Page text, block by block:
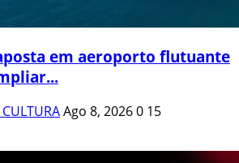
em aeroporto flutuante
Ago 8, 20260 15